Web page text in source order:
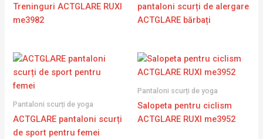
Treninguri ACTGLARE RUXI
me3982
pantaloni scurți de alergare
ACTGLARE bărbați
Pantaloni scurți de yoga
ACTGLARE pantaloni scurți
de sport pentru femei
Pantaloni scurți de yoga
Salopeta pentru ciclism
ACTGLARE RUXI me3952